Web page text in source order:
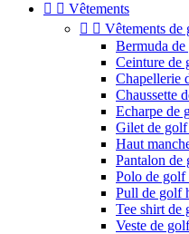
  Vêtements
  Vêtements de
Bermuda
Ceinture de
Chapellerie
Chaussette
Echarpe de
Gilet de
Haut
Pantalon de
Polo de golf
Pull de golf
Tee shirt de
Veste de